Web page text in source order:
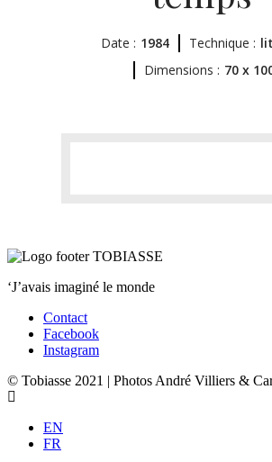
Date : 1984 Technique :
Dimensions : 70 x
‘J’avais imaginé le monde
Contact
Facebook
Instagram
© Tobiasse 2021 | Photos André Villiers &
EN
FR